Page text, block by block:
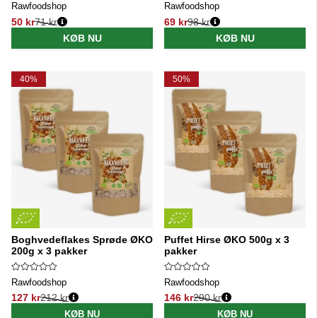
Rawfoodshop
50 kr
Normalpris:
71 kr
KØB NU
Rawfoodshop
69 kr
Normalpris:
98 kr
KØB NU
40%
Boghvedeflakes Sprøde ØKO
200g x 3 pakker
Rawfoodshop
127 kr
Normalpris:
212 kr
KØB NU
50%
Puffet Hirse ØKO 500g x 3
pakker
Rawfoodshop
146 kr
Normalpris:
290 kr
KØB NU